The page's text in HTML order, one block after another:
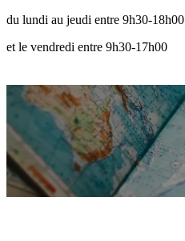
du lundi au jeudi entre 9h30-18h00
et le vendredi entre 9h30-17h00